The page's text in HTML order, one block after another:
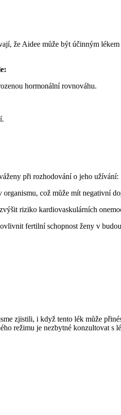
že Aidee může být účinným
hormonální rovnováhu.
při rozhodování o jeho užívání:
což může mít negativní
riziko kardiovaskulárních
fertilní schopnost ženy v
zjistili, i když tento lék může
režimu je nezbytné konzultovat s